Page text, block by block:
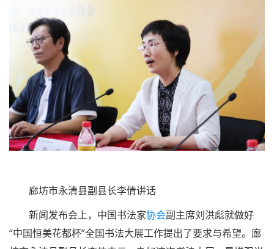
乡村振兴战略和******在文艺工作座谈会和中国
次文代会上的重要讲话精神，为把乡村企业做大做强，使百
姓有获得感、安全感、幸福感；为弘扬中华民族优秀传统文
化，繁荣当前文艺
，营造气氛，凝聚力量，推出人才，
决定举办首届“中国恒美花都杯”全国书法大展。关振河表
示，这次大展将全力依靠北兰亭组织专家实施，并真正实现
公开透明，阳光评审。有政府和各界领导 的大力支持，有广
大书家和书法工作者的积极参与，有全国各大新闻媒体所营
造的良好的艺术氛围，我们有信心、有能力把“中国恒美花
艺术馆展出，展出时间定于今年11月。